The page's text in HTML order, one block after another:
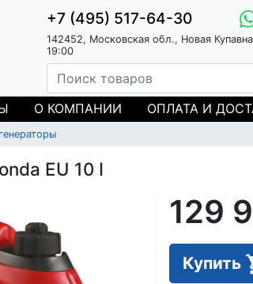
+7 (495) 517-64-30
142452, Московская обл., Новая
19:00
О КОМПАНИИ ОПЛАТА И
EU 10 I
129
Купить